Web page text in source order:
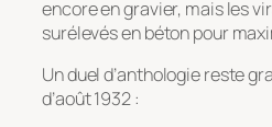
encore en gravier, mais les
surélevés en béton pour
Un duel d’anthologie reste
d’août 1932 :